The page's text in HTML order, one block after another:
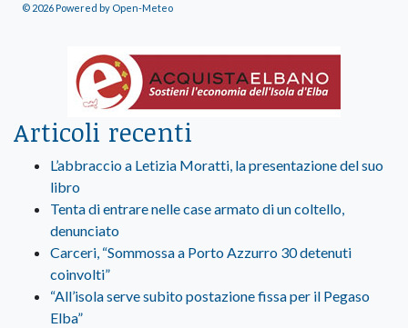
© 2026 Powered by Open-Meteo
Articoli recenti
L’abbraccio a Letizia Moratti, la presentazione del suo
libro
Tenta di entrare nelle case armato di un coltello,
denunciato
Carceri, “Sommossa a Porto Azzurro 30 detenuti
coinvolti”
“All’isola serve subito postazione fissa per il Pegaso
Elba”